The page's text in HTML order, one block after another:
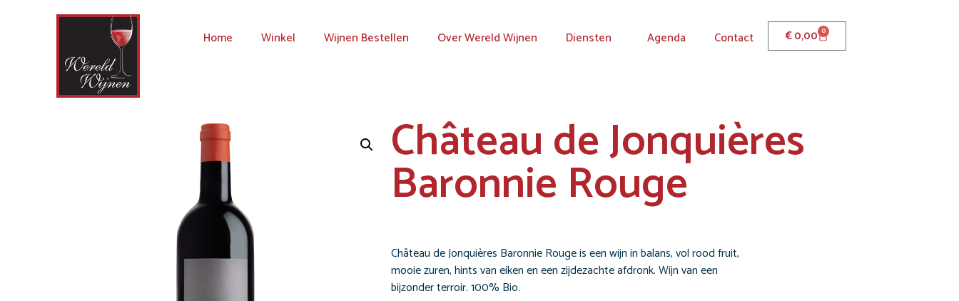
Home Winkel Wijnen Bestellen Over Wereld Wijnen Diensten Agenda Contact €0,00 0
Château de Jonquières
Baronnie Rouge
Château de Jonquières Baronnie Rouge is een wijn in balans, vol rood fruit,
mooie zuren, hints van eiken en een zijdezachte afdronk. Wijn van een
bijzonder terroir. 100% Bio.